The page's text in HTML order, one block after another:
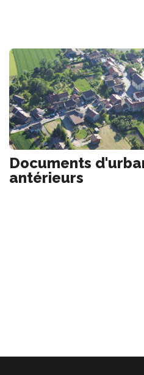
Documents
antérieurs